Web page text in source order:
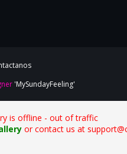
'MySundayFeeling'
is offline - out of traffic
or contact us at